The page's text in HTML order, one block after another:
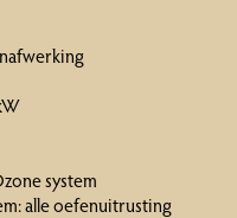
system
alle oefenuitrusting